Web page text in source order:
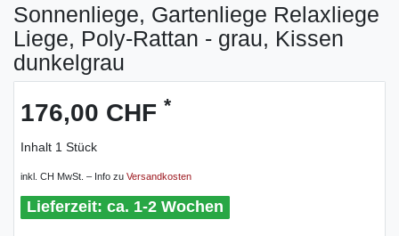
Sonnenliege, Gartenliege Relaxliege
Liege, Poly-Rattan - grau, Kissen
dunkelgrau
176,00 CHF *
Inhalt 1 Stück
inkl. CH MwSt. – Info zu Versandkosten
ca. 1-2 Wochen